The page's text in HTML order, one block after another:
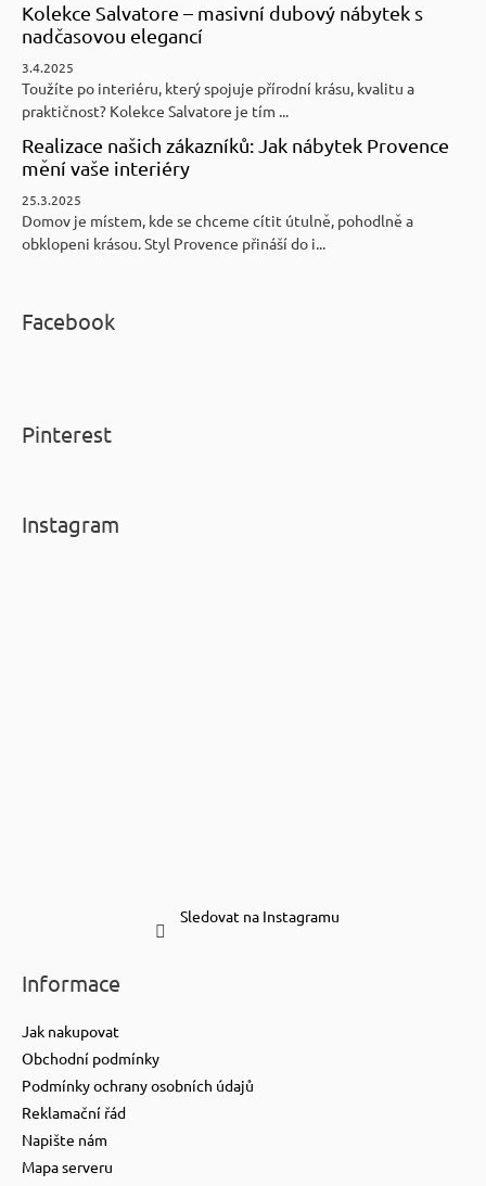
Kolekce Salvatore – masivní dubový nábytek s
nadčasovou elegancí
3.4.2025
Toužíte po interiéru, který spojuje přírodní krásu, kvalitu a
praktičnost? Kolekce Salvatore je tím ...
Realizace našich zákazníků: Jak nábytek Provence
mění vaše interiéry
25.3.2025
Domov je místem, kde se chceme cítit útulně, pohodlně a
obklopeni krásou. Styl Provence přináší do i...
Facebook
Pinterest
Instagram
Sledovat na Instagramu
Informace
Jak nakupovat
Obchodní podmínky
Podmínky ochrany osobních údajů
Reklamační řád
Napište nám
Mapa serveru